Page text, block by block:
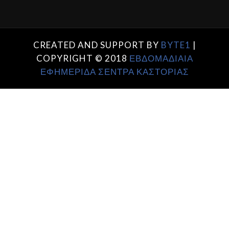
CREATED AND SUPPORT BY BYTE1 |
COPYRIGHT © 2018 ΕΒΔΟΜΑΔΙΑΙΑ
ΕΦΗΜΕΡΙΔΑ ΣΕΝΤΡΑ ΚΑΣΤΟΡΙΑΣ